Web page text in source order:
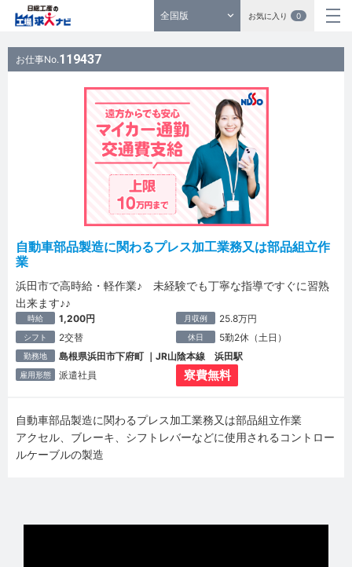
全国版 お気に入り 0
お仕事No.119437
自動車部品製造に関わるプレス加工業務又は部品組立作
業
浜田市で高時給・軽作業♪ 未経験でも丁寧な指導ですぐに習熟
出来ます♪♪
時給 1,200円 月収例 25.8万円
シフト 2交替 休日 5勤2休（土日）
勤務地 島根県浜田市下府町 ｜JR山陰本線 浜田駅
雇用形態 派遣社員 寮費無料
自動車部品製造に関わるプレス加工業務又は部品組立作業
アクセル、ブレーキ、シフトレバーなどに使用されるコントロー
ルケーブルの製造